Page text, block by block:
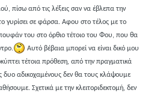
πίσω από τις λέξεις σαν να έβλεπα την
γυρίσει σε φάρσα. Αφου στο τέλος με το
του στο όρθιο τέτοιο του Φου, που θα
Αυτό βέβαια μπορεί να είναι δικό μου
τέτοια πρόθεση, από την πραγματικά
αδικοχαμένους δεν θα τους κλάψουμε
Σχετικά με την κλειτοριδεκτομή, δεν